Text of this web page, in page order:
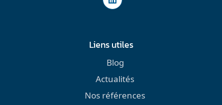
Liens utiles
Blog
Actualités
Nos références